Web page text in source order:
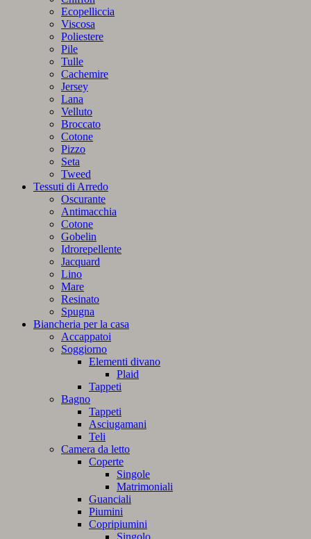
Ecopelliccia
Viscosa
Poliestere
Pile
Tulle
Cachemire
Jersey
Lana
Velluto
Broccato
Cotone
Pizzo
Seta
Tweed
Tessuti di Arredo
Oscurante
Antimacchia
Cotone
Gobelin
Idrorepellente
Jacquard
Lino
Mare
Resinato
Spugna
Biancheria per la casa
Accappatoi
Soggiorno
Elementi divano
Plaid
Tappeti
Bagno
Tappeti
Asciugamani
Teli
Camera da letto
Coperte
Singole
Matrimoniali
Guanciali
Piumini
Copripiumini
Singolo